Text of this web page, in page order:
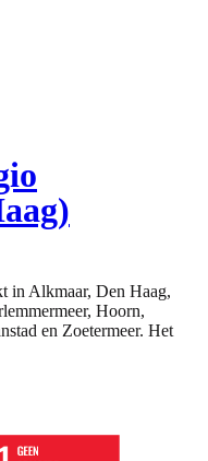
in Alkmaar, Den Haag,
Hoorn,
en Zoetermeer. Het